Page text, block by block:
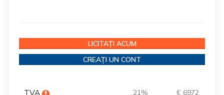
LICITAȚI ACUM
CREAȚI UN CONT
TVA 21% € 6972